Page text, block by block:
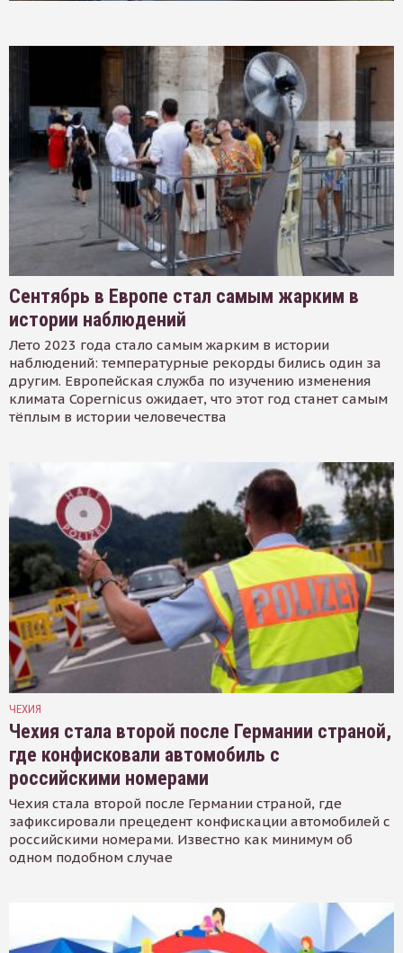
Сентябрь в Европе стал самым жарким в
истории наблюдений
Лето 2023 года стало самым жарким в истории
наблюдений: температурные рекорды бились один за
другим. Европейская служба по изучению изменения
климата Copernicus ожидает, что этот год станет самым
тёплым в истории человечества
ЧЕХИЯ
Чехия стала второй после Германии страной,
где конфисковали автомобиль с
российскими номерами
Чехия стала второй после Германии страной, где
зафиксировали прецедент конфискации автомобилей с
российскими номерами. Известно как минимум об
одном подобном случае